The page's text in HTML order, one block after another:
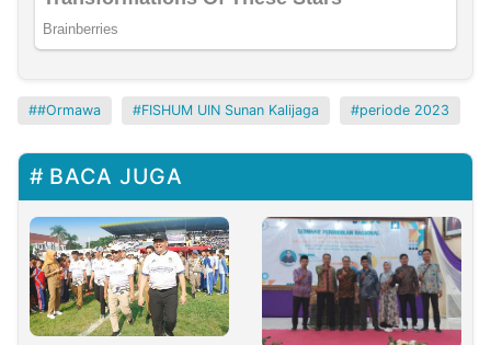
#Ormawa FISHUM UIN Sunan Kalijaga periode 2023
BACA JUGA